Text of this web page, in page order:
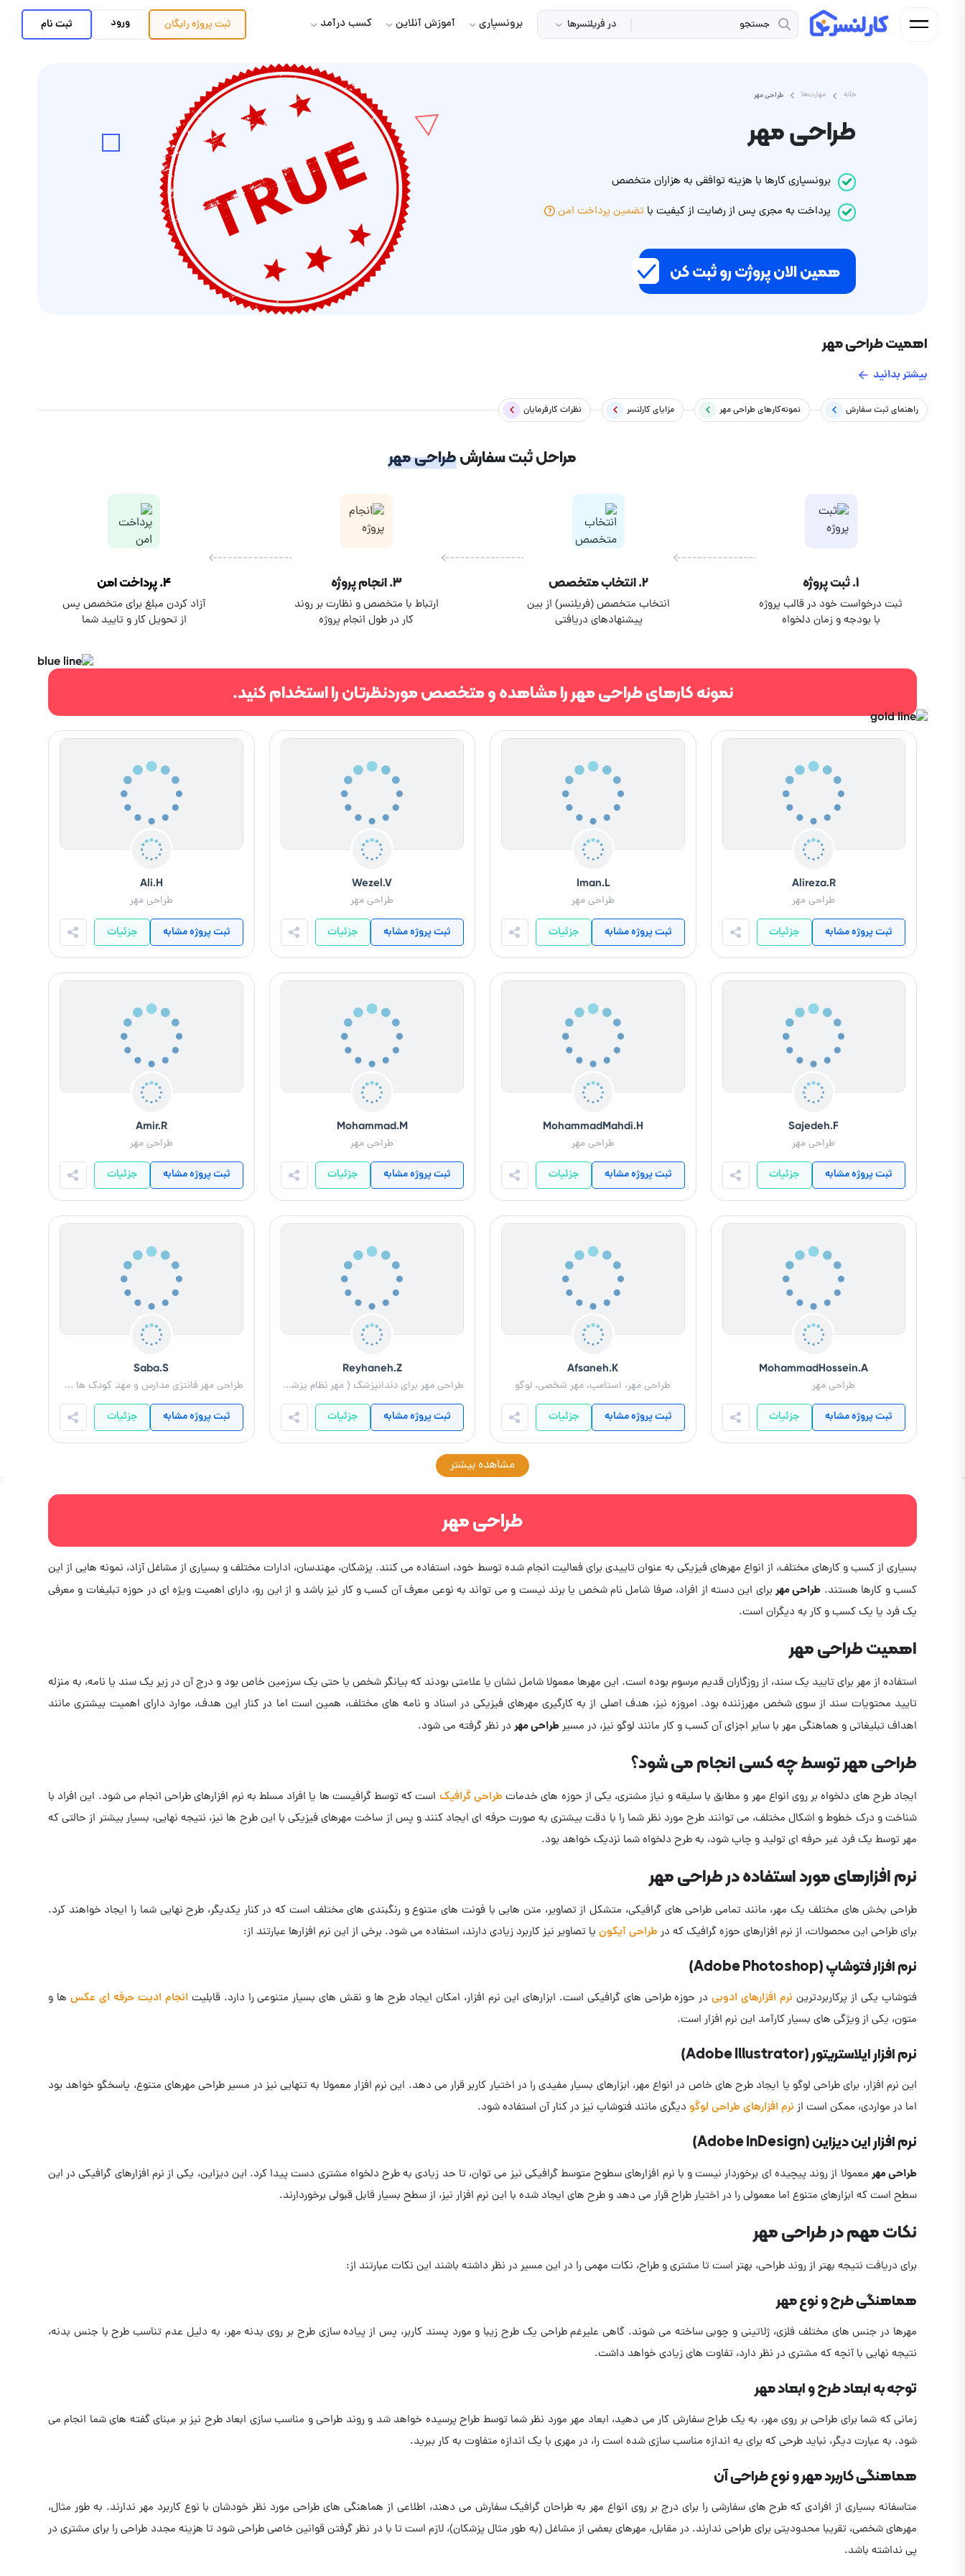
در فریلنسرها برونسپاری آموزش آنلاین کسب درآمد ثبت پروژهرایگان ورود ثبت نام
خانه مهارت‌ها طراحی مهر
طراحی مهر
برونسپاری کارها با هزینه توافقی به هزاران متخصص
پرداخت به مجری پس از رضایت از کیفیت با تضمین پرداخت امن
همین الان پروژت رو ثبت کن
اهمیت طراحی مهر
طراحی مهر حرفه ای اهمیت بسیاری برای شرکت ها و حتی بسیاری از افراد دارد. مهر به نوعی امضای یک شرکت یا مجموعه محسوب می شود. طرح نقش شده روی مهر شامل اطلاعات و مشخصات صاحب مهر می
باشد. طراحی مهر در هماهنگی باطراحی لوگوقرار دارد. هدف و رسالت اصلی یک مهر رسمیت بخشیدن و سندیت بخشیدن به سند و مجموعه ایست که پای سند را مهر کرده است. مهر می تواند شامل اسم ،
یک طراح مهر درجه یک می تواند شخصیت و نام تجاری شما را به یک مهر جذاب تبدیل کند. اگر قصد طراحی مهر ژلاتینی یا مهر شخصی در ذهن دارید ، کازلنسر می تواند شما را با یک فریلنسر متخصص به قیمت
بیشتر بدانید
راهنمای ثبت سفارش نمونه‌کارهای طراحی مهر مزایای کارلنسر نظرات کارفرمایان
مراحل ثبت سفارشطراحی مهر
۱. ثبت پروژه
ثبت درخواست خود در قالب پروژه
با بودجه و زمان دلخواه
۲. انتخاب متخصص
انتخاب متخصص (فریلنسر) از بین
پیشنهادهای دریافتی
۳. انجام پروژه
ارتباط با متخصص و نظارت بر روند
کار در طول انجام پروژه
۴. پرداخت امن
آزاد کردن مبلغ برای متخصص پس
از تحویل کار و تایید شما
نمونه کارهای طراحی مهر را مشاهده و متخصص موردنظرتان را استخدام کنید.
Alireza.R
طراحی مهر
ثبت پروژه مشابه جزئیات
Iman.L
طراحی مهر
ثبت پروژه مشابه جزئیات
Wezel.V
طراحی مهر
ثبت پروژه مشابه جزئیات
Ali.H
طراحی مهر
ثبت پروژه مشابه جزئیات
Sajedeh.F
طراحی مهر
ثبت پروژه مشابه جزئیات
MohammadMahdi.H
طراحی مهر
ثبت پروژه مشابه جزئیات
Mohammad.M
طراحی مهر
ثبت پروژه مشابه جزئیات
Amir.R
طراحی مهر
ثبت پروژه مشابه جزئیات
MohammadHossein.A
طراحی مهر ‌ ‌ ‌ ‌ ‌ ‌ ‌ ‌ ‌ ‌ ‌ ‌ ‌ ‌
ثبت پروژه مشابه جزئیات
Afsaneh.K
طراحی مهر، استامپ، مهر شخصی، لوگو
ثبت پروژه مشابه جزئیات
Reyhaneh.Z
طراحی مهر برای دندانپزشک ( مهر نظام پزشکی)
ثبت پروژه مشابه جزئیات
Saba.S
طراحی مهر فانتزی مدارس و مهد کودک ها و اداری
ثبت پروژه مشابه جزئیات
مشاهده بیشتر
طراحی مهر
بسیاری از کسب و کارهای مختلف، از انواع مهرهای فیزیکی به عنوان تاییدی برای فعالیت انجام شده توسط خود، استفاده می کنند. پزشکان، مهندسان، ادارات مختلف و بسیاری از مشاغل آزاد، نمونه هایی از این
کسب و کارها هستند. طراحی مهربرای این دسته از افراد، صرفا شامل نام شخص یا برند نیست و می تواند به نوعی معرف آن کسب و کار نیز باشد و از این رو، دارای اهمیت ویژه ای در حوزه تبلیغات و معرفی
یک فرد یا یک کسب و کار به دیگران است.
اهمیت طراحی مهر
استفاده از مهر برای تایید یک سند، از روزگاران قدیم مرسوم بوده است. این مهرها معمولا شامل نشان یا علامتی بودند که بیانگر شخص یا حتی یک سرزمین خاص بود و درج آن در زیر یک سند یا نامه، به منزله
تایید محتویات سند از سوی شخص مهرزننده بود. امروزه نیز، هدف اصلی از به کارگیری مهرهای فیزیکی در اسناد و نامه های مختلف، همین است اما در کنار این هدف، موارد دارای اهمیت بیشتری مانند
اهداف تبلیغاتی و هماهنگی مهر با سایر اجزای آن کسب و کار مانند لوگو نیز، در مسیر طراحی مهر در نظر گرفته می شود.
طراحی مهر توسط چه کسی انجام می شود؟
ایجاد طرح های دلخواه بر روی انواع مهر و مطابق با سلیقه و نیاز مشتری، یکی از حوزه های خدمات طراحی گرافیک است که توسط گرافیست ها یا افراد مسلط به نرم افزارهای طراحی انجام می شود. این افراد با
شناخت و درک خطوط و اشکال مختلف، می توانند طرح مورد نظر شما را با دقت بیشتری به صورت حرفه ای ایجاد کنند و پس از ساخت مهرهای فیزیکی با این طرح ها نیز، نتیجه نهایی، بسیار بیشتر از حالتی که
مهر توسط یک فرد غیر حرفه ای تولید و چاپ شود، به طرح دلخواه شما نزدیک خواهد بود.
نرم افزارهای مورد استفاده در طراحی مهر
طراحی بخش های مختلف یک مهر، مانند تمامی طراحی های گرافیکی، متشکل از تصاویر، متن هایی با فونت های متنوع و رنگبندی های مختلف است که در کنار یکدیگر، طرح نهایی شما را ایجاد خواهند کرد.
برای طراحی این محصولات، از نرم افزارهای حوزه گرافیک که در طراحی آیکون یا تصاویر نیز کاربرد زیادی دارند، استفاده می شود. برخی از این نرم افزارها عبارتند از:
نرم افزار فتوشاپ (Adobe Photoshop)
فتوشاپ یکی از پرکاربردترین نرم افزارهای ادوبیدر حوزه طراحی های گرافیکی است. ابزارهای این نرم افزار، امکان ایجاد طرح ها و نقش های بسیار متنوعی را دارد. قابلیتانجام ادیت حرفه ای عکس ها و
متون، یکی از ویژگی های بسیار کارآمد این نرم افزار است.
نرم افزار ایلاستریتور (Adobe Illustrator)
این نرم افزار، برای طراحی لوگو یا ایجاد طرح های خاص در انواع مهر، ابزارهای بسیار مفیدی را در اختیار کاربر قرار می دهد. این نرم افزار معمولا به تنهایی نیز در مسیر طراحی مهرهای متنوع، پاسخگو خواهد بود
اما در مواردی، ممکن است از نرم افزارهای طراحی لوگو دیگری مانند فتوشاپ نیز در کنار آن استفاده شود.
نرم افزار این دیزاین (Adobe InDesign)
طراحی مهر معمولا از روند پیچیده ای برخوردار نیست و با نرم افزارهای سطوح متوسط گرافیکی نیز می توان، تا حد زیادی به طرح دلخواه مشتری دست پیدا کرد. این دیزاین، یکی از نرم افزارهای گرافیکی در این
سطح است که ابزارهای متنوع اما معمولی را در اختیار طراح قرار می دهد و طرح های ایجاد شده با این نرم افزار نیز، از سطح بسیار قابل قبولی برخوردارند.
نکات مهم در طراحی مهر
برای دریافت نتیجه بهتر از روند طراحی، بهتر است تا مشتری و طراح، نکات مهمی را در این مسیر در نظر داشته باشند این نکات عبارتند از:
هماهنگی طرح و نوع مهر
مهرها در جنس های مختلف فلزی، ژلاتینی و چوبی ساخته می شوند. گاهی علیرغم طراحی یک طرح زیبا و مورد پسند کاربر، پس از پیاده سازی طرح بر روی بدنه مهر، به دلیل عدم تناسب طرح با جنس بدنه،
نتیجه نهایی با آنچه که مشتری در نظر دارد، تفاوت های زیادی خواهد داشت.
توجه به ابعاد طرح و ابعاد مهر
زمانی که شما برای طراحی بر روی مهر، به یک طراح سفارش کار می دهید، ابعاد مهر مورد نظر شما توسط طراح پرسیده خواهد شد و روند طراحی و مناسب سازی ابعاد طرح نیز بر مبنای گفته های شما انجام می
شود. به عبارت دیگر، نباید طرحی که برای یه اندازه مناسب سازی شده است را، در مهری با یک اندازه متفاوت به کار ببرید.
هماهنگی کاربرد مهر و نوع طراحی آن
متاسفانه بسیاری از افرادی که طرح های سفارشی را برای درج بر روی انواع مهر به طراحان گرافیک سفارش می دهند، اطلاعی از هماهنگی های طراحی مورد نظر خودشان با نوع کاربرد مهر ندارند. به طور مثال،
مهرهای شخصی، تقریبا محدودیتی برای طراحی ندارند. در مقابل، مهرهای بعضی از مشاغل (به طور مثال پزشکان)، لازم است تا با در نظر گرفتن قوانین خاصی طراحی شود تا هزینه مجدد طراحی را برای مشتری در
پی نداشته باشد.